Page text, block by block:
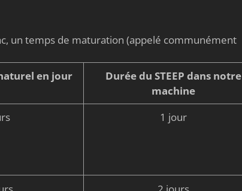
un temps de maturation (appelé communément
en jour
Durée du STEEP dans notre
machine
1 jour